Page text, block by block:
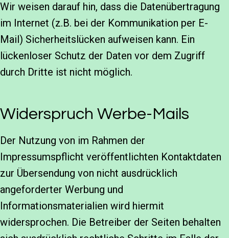
Wir weisen darauf hin, dass die Datenübertragung
im Internet (z.B. bei der Kommunikation per E-
Mail) Sicherheitslücken aufweisen kann. Ein
lückenloser Schutz der Daten vor dem Zugriff
durch Dritte ist nicht möglich.
Widerspruch Werbe-Mails
Der Nutzung von im Rahmen der
Impressumspflicht veröffentlichten Kontaktdaten
zur Übersendung von nicht ausdrücklich
angeforderter Werbung und
Informationsmaterialien wird hiermit
widersprochen. Die Betreiber der Seiten behalten